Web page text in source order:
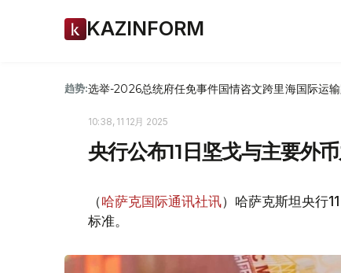
KAZINFORM
趋势:选举-2026总统府任免事件国情咨文跨里海国际运
10:38, 11 12月 2025
央行公布11日坚戈与主要外
（哈萨克国际通讯社讯）哈萨克斯坦央行
标准。